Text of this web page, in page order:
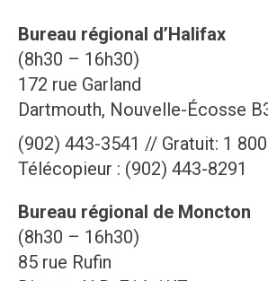
Bureau régional d’Halifax
(8h30 – 16h30)
172 rue Garland
Dartmouth, Nouvelle-Écosse
(902) 443-3541 // Gratuit: 1
Télécopieur : (902) 443-8291
Bureau régional de Moncton
(8h30 – 16h30)
85 rue Rufin